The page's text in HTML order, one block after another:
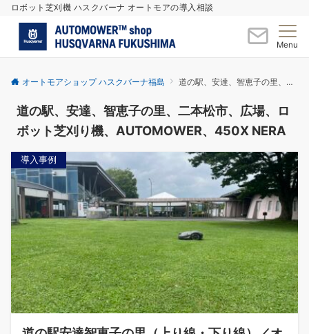
ロボット芝刈機 ハスクバーナ オートモアの導入相談
Menu
オートモアショップ ハスクバーナ福島 道の駅、安達、智恵子の里、二本松市、広場、ロボット芝刈り機、AUTOMOWER、450X NERA
道の駅、安達、智恵子の里、二本松市、広場、ロ
ボット芝刈り機、AUTOMOWER、450X NERA
導入事例